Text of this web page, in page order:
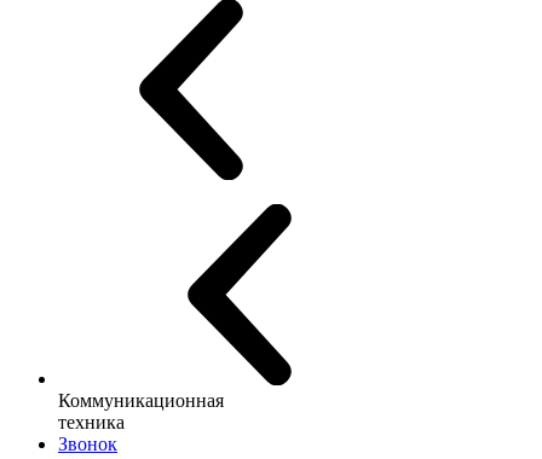
Коммуникационная
техника
Звонок